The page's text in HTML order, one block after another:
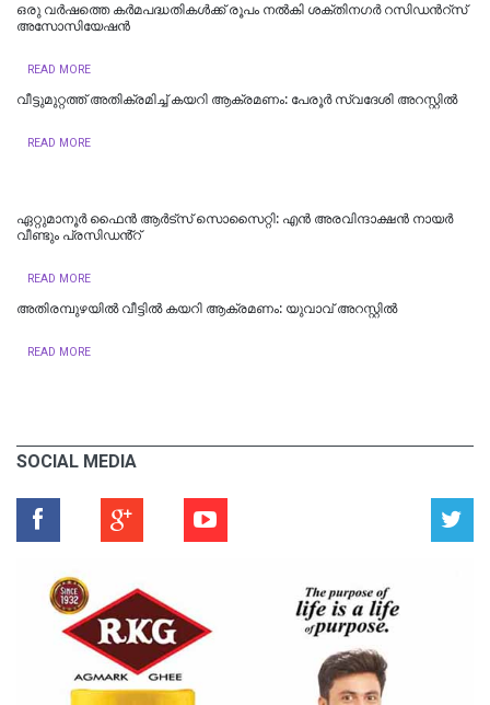
ഒരു വർഷത്തെ കര്‍മപദ്ധതികള്‍ക്ക് രൂപം നല്‍കി ശക്തിനഗർ റസിഡന്‍റ്സ്
അസോസിയേഷൻ
READ MORE
വീട്ടുമുറ്റത്ത് അതിക്രമിച്ച് കയറി ആക്രമണം: പേരൂർ സ്വദേശി അറസ്റ്റിൽ
READ MORE
ഏറ്റുമാനൂർ ഫൈൻ ആർട്സ് സൊസൈറ്റി: എൻ അരവിന്ദാക്ഷൻ നായർ
വീണ്ടും പ്രസിഡൻ്റ്
READ MORE
അതിരമ്പുഴയിൽ വീട്ടിൽ കയറി ആക്രമണം: യുവാവ് അറസ്റ്റിൽ
READ MORE
SOCIAL MEDIA